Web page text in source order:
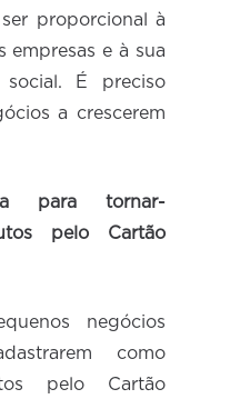
proporcional à
empresas e à sua
social. É preciso
a crescerem
para tornar-
pelo Cartão
negócios
como
pelo Cartão